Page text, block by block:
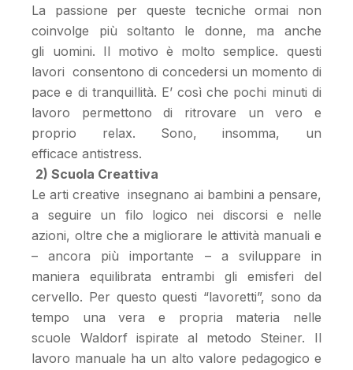
La passione per queste tecniche ormai non
coinvolge più soltanto le donne, ma anche
gli uomini. Il motivo è molto semplice. questi
lavori consentono di concedersi un momento di
pace e di tranquillità. E’ così che pochi minuti di
lavoro permettono di ritrovare un vero e
proprio relax. Sono, insomma, un
efficace antistress.
2) Scuola Creattiva
Le arti creative insegnano ai bambini a pensare,
a seguire un filo logico nei discorsi e nelle
azioni, oltre che a migliorare le attività manuali e
– ancora più importante – a sviluppare in
maniera equilibrata entrambi gli emisferi del
cervello. Per questo questi “lavoretti”, sono da
tempo una vera e propria materia nelle
scuole Waldorf ispirate al metodo Steiner. Il
lavoro manuale ha un alto valore pedagogico e